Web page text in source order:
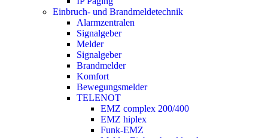
Einbruch- und Brandmeldetechnik
Alarmzentralen
Signalgeber
Melder
Signalgeber
Brandmelder
Komfort
Bewegungsmelder
TELENOT
EMZ complex 200/400
EMZ hiplex
Funk-EMZ